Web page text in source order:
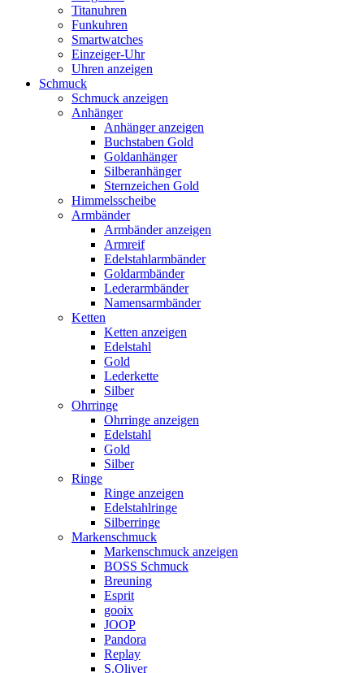
Titanuhren
Funkuhren
Smartwatches
Einzeiger-Uhr
Uhren anzeigen
Schmuck
Schmuck anzeigen
Anhänger
Anhänger anzeigen
Buchstaben Gold
Goldanhänger
Silberanhänger
Sternzeichen Gold
Himmelsscheibe
Armbänder
Armbänder anzeigen
Armreif
Edelstahlarmbänder
Goldarmbänder
Lederarmbänder
Namensarmbänder
Ketten
Ketten anzeigen
Edelstahl
Gold
Lederkette
Silber
Ohrringe
Ohrringe anzeigen
Edelstahl
Gold
Silber
Ringe
Ringe anzeigen
Edelstahlringe
Silberringe
Markenschmuck
Markenschmuck anzeigen
BOSS Schmuck
Breuning
Esprit
gooix
JOOP
Pandora
Replay
S.Oliver